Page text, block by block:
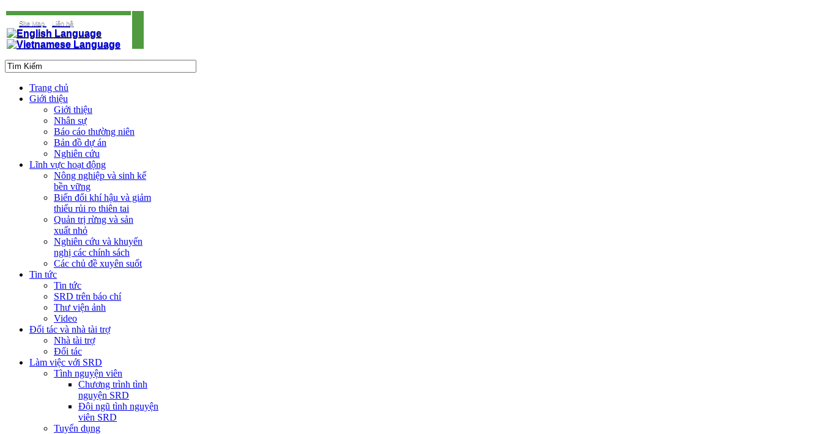
Site Map Liên hệ
Trang chủ
Giới thiệu
Giới thiệu
Nhân sự
Báo cáo thường niên
Bản đồ dự án
Nghiên cứu
Lĩnh vực hoạt động
Nông nghiệp và sinh kế
bền vững
Biến đổi khí hậu và giảm
thiểu rủi ro thiên tai
Quản trị rừng và sản
xuất nhỏ
Nghiên cứu và khuyến
nghị các chính sách
Các chủ đề xuyên suốt
Tin tức
Tin tức
SRD trên báo chí
Thư viện ảnh
Video
Đối tác và nhà tài trợ
Nhà tài trợ
Đối tác
Làm việc với SRD
Tình nguyện viên
Chương trình tình
nguyện SRD
Đội ngũ tình nguyện
viên SRD
Tuyển dụng